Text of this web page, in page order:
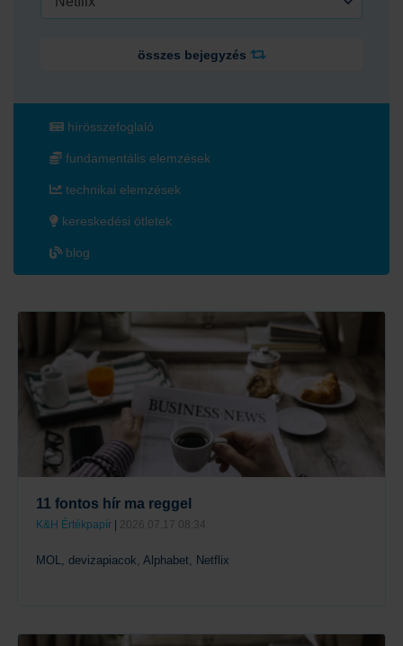
összes bejegyzés
hírösszefoglaló
fundamentális elemzések
technikai elemzések
kereskedési ötletek
blog
11 fontos hír ma reggel
K&H Értékpapír | 2026.07.17 08:34
MOL, devizapiacok, Alphabet, Netflix